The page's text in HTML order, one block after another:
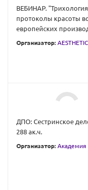
ВЕБИНАР.
протоколы красоты
европейских
Организатор:
ДПО: Сестринское
288 ак.ч.
Организатор: Академия